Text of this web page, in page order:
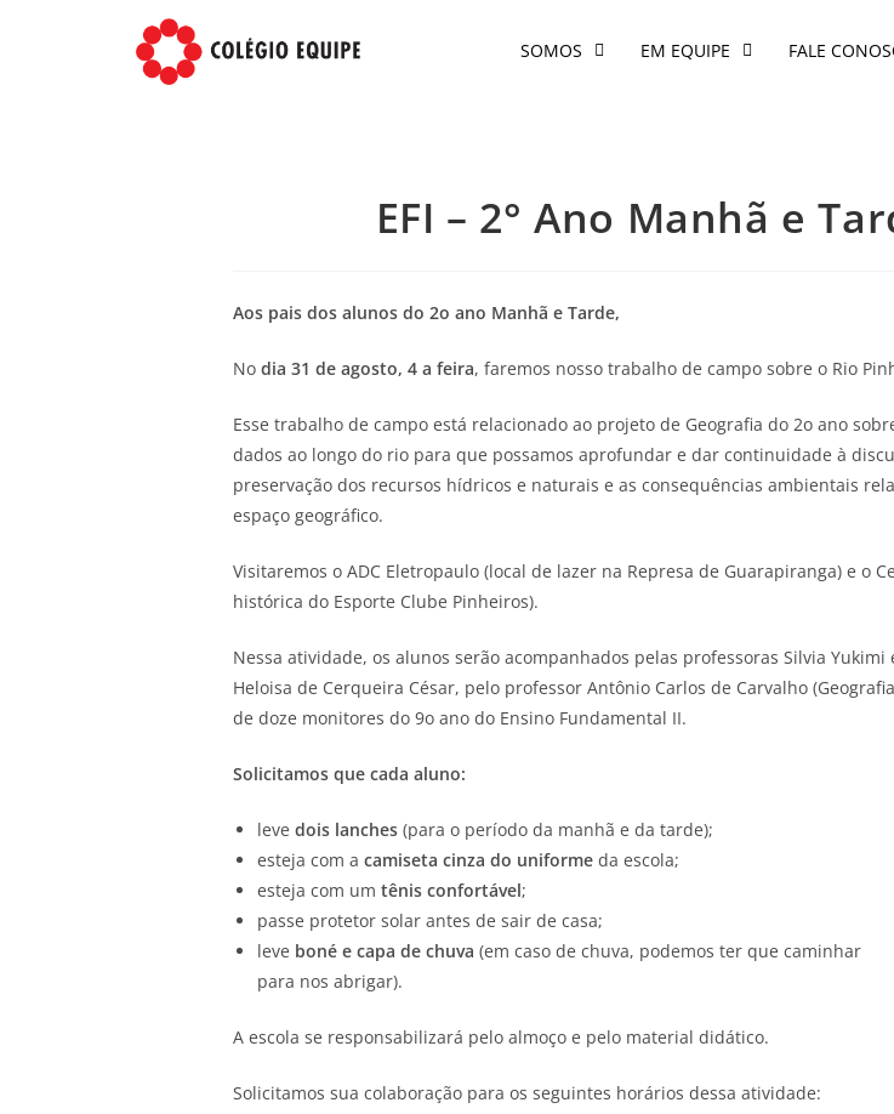
SOMOS EM EQUIPE FALE
EFI – 2° Ano Manhã e
Aos pais dos alunos do 2o ano Manhã e Tarde,
No dia 31 de agosto, 4 a feira, faremos nosso trabalho de campo sobre o Rio
Esse trabalho de campo está relacionado ao projeto de Geografia do 2o ano
dados ao longo do rio para que possamos aprofundar e dar continuidade à
preservação dos recursos hídricos e naturais e as consequências ambientais
espaço geográfico.
Visitaremos o ADC Eletropaulo (local de lazer na Represa de Guarapiranga) e o
histórica do Esporte Clube Pinheiros).
Nessa atividade, os alunos serão acompanhados pelas professoras Silvia
Heloisa de Cerqueira César, pelo professor Antônio Carlos de Carvalho
de doze monitores do 9o ano do Ensino Fundamental II.
Solicitamos que cada aluno:
leve dois lanches (para o período da manhã e da tarde);
esteja com a camiseta cinza do uniforme da escola;
esteja com um tênis confortável;
passe protetor solar antes de sair de casa;
leve boné e capa de chuva (em caso de chuva, podemos ter que caminhar
para nos abrigar).
A escola se responsabilizará pelo almoço e pelo material didático.
Solicitamos sua colaboração para os seguintes horários dessa atividade: